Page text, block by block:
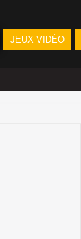
JEUX VIDÉO